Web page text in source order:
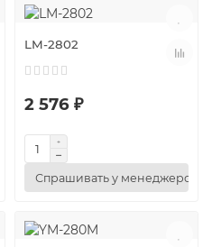
LM-2802
2 576 ₽
Спрашивать у менеджеров